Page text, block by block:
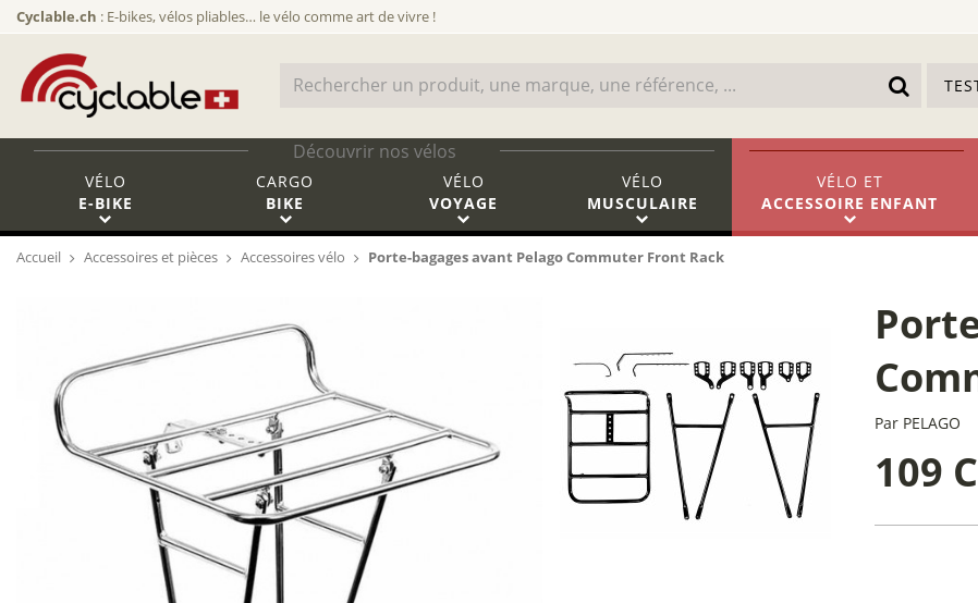
Cyclable.ch : E-bikes, vélos pliables… le vélo comme art de vivre !
Découvrir nos vélos
VÉLO
E-BIKE
CARGO
BIKE
VÉLO
VOYAGE
VÉLO
MUSCULAIRE
VÉLO ET
ACCESSOIRE ENFANT
Accueil Accessoires et pièces Accessoires vélo Porte-bagages avant Pelago Commuter Front Rack
Par PELAGO
109